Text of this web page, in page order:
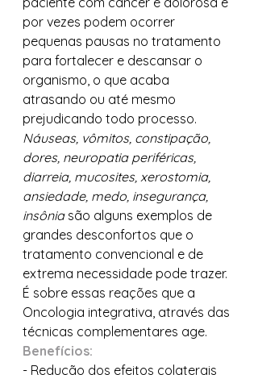
por vezes podem ocorrer
pequenas pausas no tratamento
para fortalecer e descansar o
organismo, o que acaba
atrasando ou até mesmo
prejudicando todo processo.
Náuseas, vômitos, constipação,
dores, neuropatia periféricas,
diarreia, mucosites, xerostomia,
ansiedade, medo, insegurança,
insônia são alguns exemplos de
grandes desconfortos que o
tratamento convencional e de
extrema necessidade pode trazer.
É sobre essas reações que a
Oncologia integrativa, através das
técnicas complementares age.
Benefícios:
- Redução dos efeitos colaterais